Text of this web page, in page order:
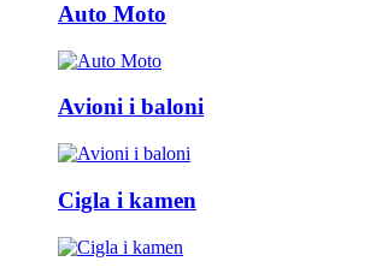
Auto Moto
Avioni i baloni
Cigla i kamen